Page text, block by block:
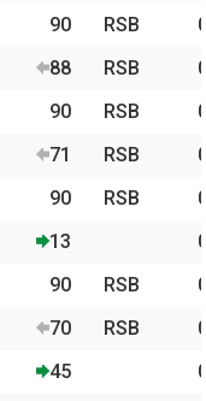
90 RSB
88 RSB
90 RSB
71 RSB
90 RSB
13
90 RSB
70 RSB
45